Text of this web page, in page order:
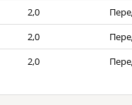
2,0
2,0
2,0